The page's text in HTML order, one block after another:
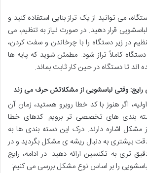
می توانید از یک تراز بنایی استفاده کنید و
قرار دهید. در صورت نیاز به تنظیم، می
در زیر دستگاه را با چرخاندن و سفت کردن،
دستگاه کاملاً تراز شود. مطمئن شوید که پایه ها
تا دستگاه در حین کار ثابت بماند.
وقتی لباسشویی از مشکلاتش حرف می زند
اگر هنوز با کد خطا روبرو هستید، زمان آن
بندی های تخصصی تر برویم. کدهای خطا
مشکل اشاره دارند. درک این دسته بندی ها به
بیشتری به دنبال ریشه ی مشکل بگردید و در
تری به تکنسین ارائه دهید. در ادامه، رایج
را بر اساس نوع مشکل بررسی می کنیم: